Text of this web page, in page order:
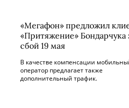
«Мегафон» предложил
«Притяжение» Бондарчука
сбой 19 мая
В качестве компенсации
оператор предлагает также
дополнительный трафик.